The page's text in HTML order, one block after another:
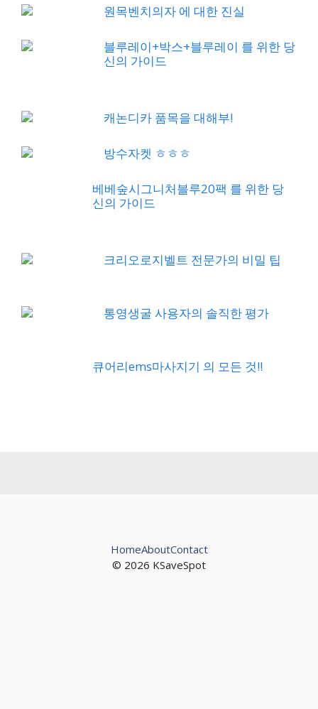
원목벤치의자 에 대한 진실
블루레이+박스+블루레이 를 위한 당
신의 가이드
캐논디카 품목을 대해부!
방수자켓 ㅎㅎㅎ
베베숲시그니처블루20팩 를 위한 당
신의 가이드
크리오로지벨트 전문가의 비밀 팁
통영생굴 사용자의 솔직한 평가
큐어리ems마사지기 의 모든 것!!
© 2026 KSaveSpot